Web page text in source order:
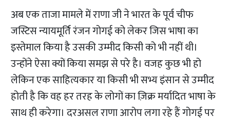
अब एक ताजा मामले में राणा जी ने भारत के पूर्व चीफ
जस्टिस न्यायमूर्ति रंजन गोगई को लेकर जिस भाषा का
इस्तेमाल किया है उसकी उम्मीद किसी को भी नहीं थी।
उन्होंने ऐसा क्यों किया समझ से परे है। वजह कुछ भी हो
लेकिन एक साहित्यकार या किसी भी सभ्य इंसान से उम्मीद
होती है कि वह हर तरह के लोगों का ज़िक्र मर्यादित भाषा के
साथ ही करेगा। दरअसल राणा आरोप लगा रहे हैं गोगई पर